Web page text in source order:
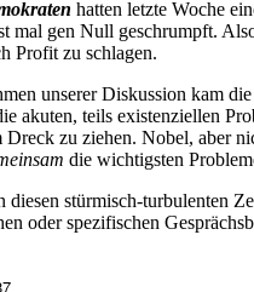
hatten letzte Woche
mal gen Null geschrumpft.
Profit zu schlagen.
unserer Diskussion kam
akuten, teils existenziellen
Dreck zu ziehen. Nobel, aber
die wichtigsten
diesen stürmisch-turbulenten
oder spezifischen